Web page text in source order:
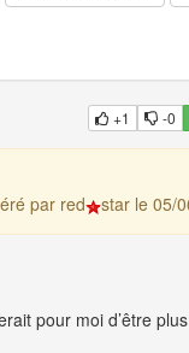
+1 -0
par red
star le 05/
pour moi d’être